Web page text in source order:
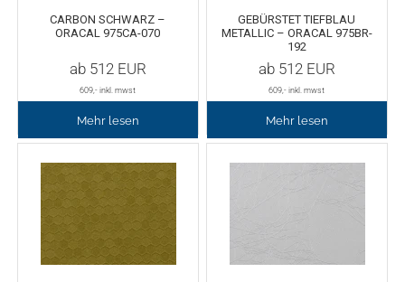
CARBON SCHWARZ –
ORACAL 975CA-070
ab 512 EUR
609 ,- inkl. mwst
Mehr lesen
GEBÜRSTET TIEFBLAU
METALLIC – ORACAL 975BR-
192
ab 512 EUR
609 ,- inkl. mwst
Mehr lesen